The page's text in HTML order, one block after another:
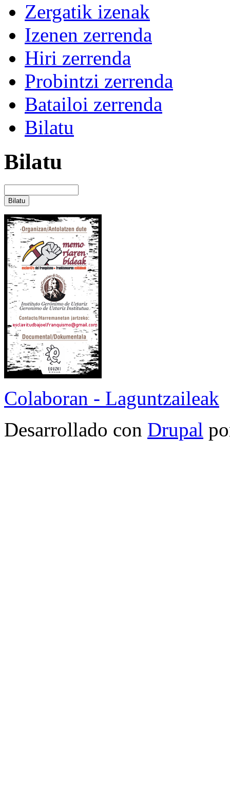
Zergatik izenak
Izenen zerrenda
Hiri zerrenda
Probintzi zerrenda
Batailoi zerrenda
Bilatu
Bilatu
Colaboran - Laguntzaileak
Desarrollado con Drupal